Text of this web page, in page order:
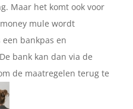
Maar het komt ook voor
mule wordt
bankpas en
bank kan dan via de
de maatregelen terug te